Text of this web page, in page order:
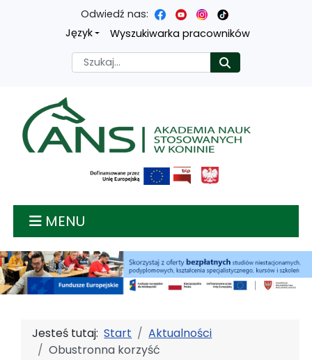
Przejdź
treści
głównej
Przejdź
menu
nawigacyjnego
Przejdź
wyszukiwarki
Przejdź
mapy
strony
Odwiedź nas:
Język
Wyszukiwarka pracowników
Szukaj
Akademia nauk
MENU
Jesteś tutaj:Start
Aktualności
Obustronna korzyść